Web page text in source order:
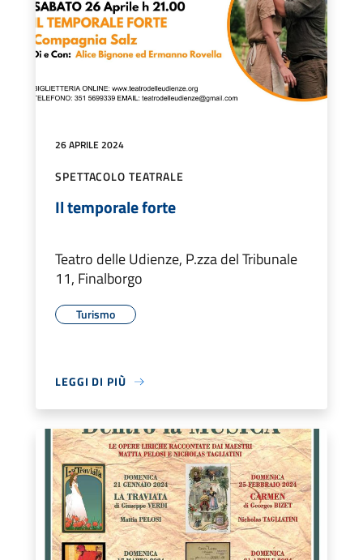
26 APRILE 2024
SPETTACOLO TEATRALE
Il temporale forte
Teatro delle Udienze, P.zza del Tribunale
11, Finalborgo
Turismo
LEGGI DI PIÙ